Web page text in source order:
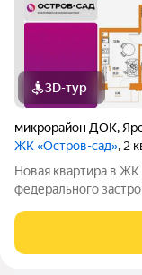
3D-тур
микрорайон ДОК,
ЖК «Остров-сад», 2
Новая квартира в
федерального
Девелопмент.